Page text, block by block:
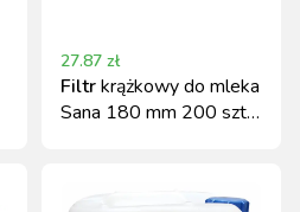
27.87 zł
Filtrkrążkowy do mleka
Sana 180 mm 200 szt.